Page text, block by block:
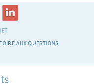
FOIRE AUX QUESTIONS